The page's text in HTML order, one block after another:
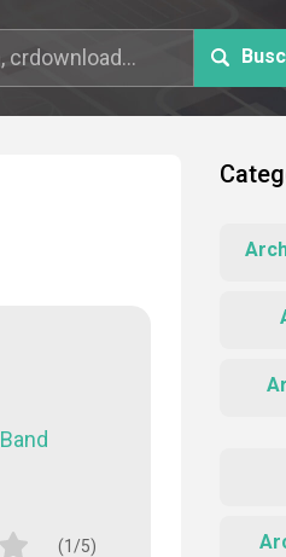
(1/5)